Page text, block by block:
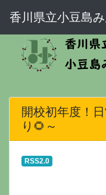
香川県立小豆島
開校初年度！
り🌻～
RSS2.0